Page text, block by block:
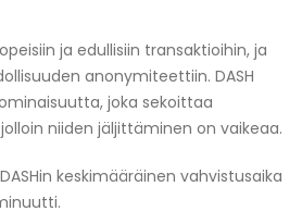
ja edullisiin transaktioihin, ja
anonymiteettiin. DASH
joka sekoittaa
niiden jäljittäminen on vaikeaa.
keskimääräinen vahvistusaika